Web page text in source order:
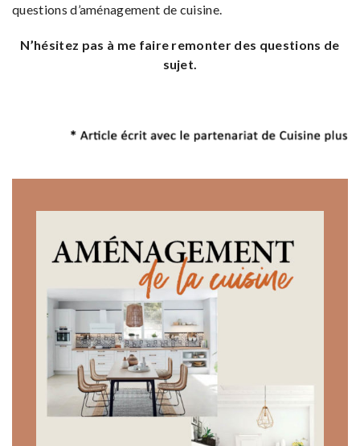
questions d’aménagement de cuisine.
N’hésitez pas à me faire remonter des questions de
sujet.